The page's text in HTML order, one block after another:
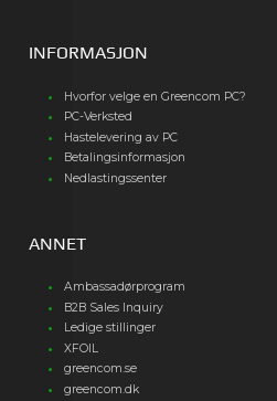
INFORMASJON
Hvorfor velge en Greencom PC?
PC-Verksted
Hastelevering av PC
Betalingsinformasjon
Nedlastingssenter
ANNET
Ambassadørprogram
B2B Sales Inquiry
Ledige stillinger
XFOIL
greencom.se
greencom.dk